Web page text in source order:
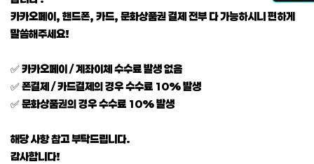
카카오페이, 핸드폰, 카드, 문화상품권 결제 전부 다 가능하시니 편하게
말씀해주세요!
✅ 카카오페이 / 계좌이체 수수료 발생 없음
✅ 폰결제 / 카드결제의 경우 수수료 10% 발생
✅ 문화상품권의 경우 수수료 10% 발생
해당 사항 참고 부탁드립니다.
감사합니다!